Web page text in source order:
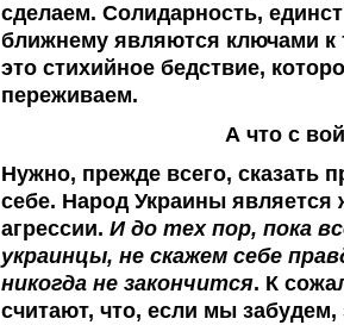
сделаем. Солидарность,
ближнему являются ключами к
это стихийное бедствие,
переживаем.
А что с
Нужно, прежде всего, сказать
себе. Народ Украины является
агрессии. И до тех пор, пока
украинцы, не скажем себе
никогда не закончится. К
считают, что, если мы забудем,